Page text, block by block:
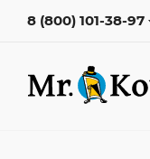
8 (800) 101-38-97